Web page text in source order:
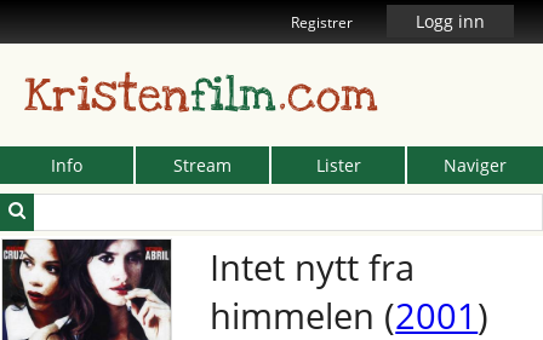
Registrer Logg inn
Kristenfilm.com
Info Stream Lister Naviger
Intet nytt fra
himmelen (2001)